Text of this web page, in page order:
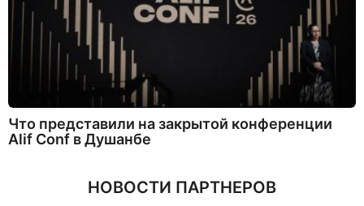
Что представили на закрытой конференции
Alif Conf в Душанбе
НОВОСТИ ПАРТНЕРОВ